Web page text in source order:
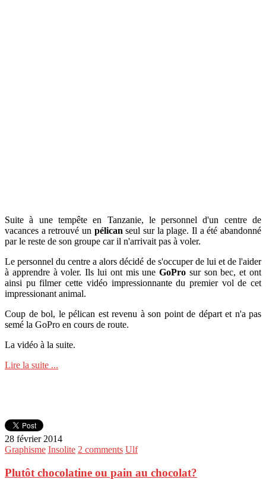
Suite à une tempête en Tanzanie, le personnel d'un centre de
vacances a retrouvé un pélicanseul sur la plage. Il a été abandonné
par le reste de son groupe car il n'arrivait pas à voler.
Le personnel du centre a alors décidé de s'occuper de lui et de l'aider
à apprendre à voler. Ils lui ont mis uneGoPro sur son bec, et ont
ainsi pu filmer cette vidéo impressionnante du premier vol de cet
impressionant animal.
Coup de bol, le pélican est revenu à son point de départ et n'a pas
semé la GoPro en cours de route.
La vidéo à la suite.
Lire la suite ...
28 février 2014
Graphisme Insolite 2 comments Ulf
Plutôt chocolatine ou pain au chocolat?